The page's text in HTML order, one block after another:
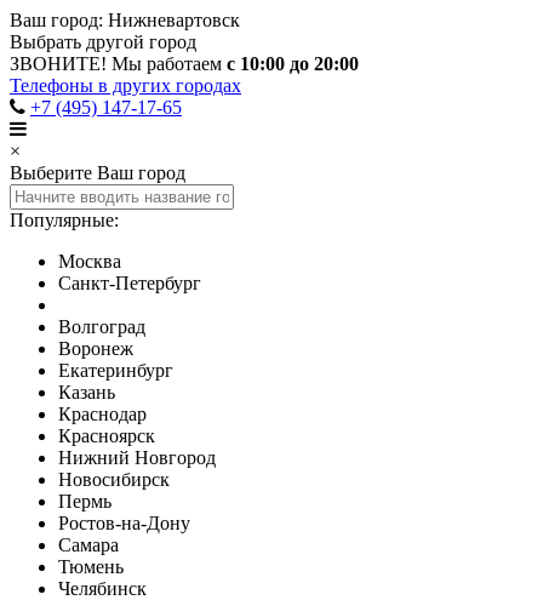
Ваш город: Нижневартовск
Выбрать другой город
ЗВОНИТЕ! Мы работаем с 10:00 до 20:00
Телефоны в других городах
+7 (495) 147-17-65
×
Выберите Ваш город
Популярные:
Москва
Санкт-Петербург
Волгоград
Воронеж
Екатеринбург
Казань
Краснодар
Красноярск
Нижний Новгород
Новосибирск
Пермь
Ростов-на-Дону
Самара
Тюмень
Челябинск